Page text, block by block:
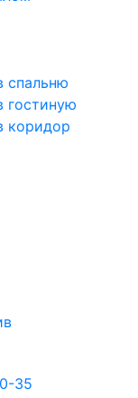
спальню
коридор
35